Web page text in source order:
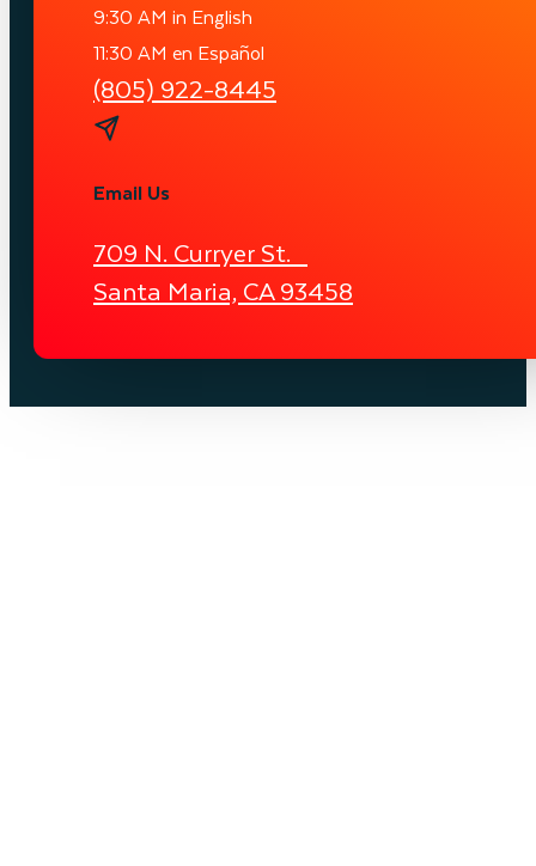
9:30 AM in English
11:30 AM en Español
(805) 922-8445
Email Us
709 N. Curryer St.
Santa Maria, CA 93458